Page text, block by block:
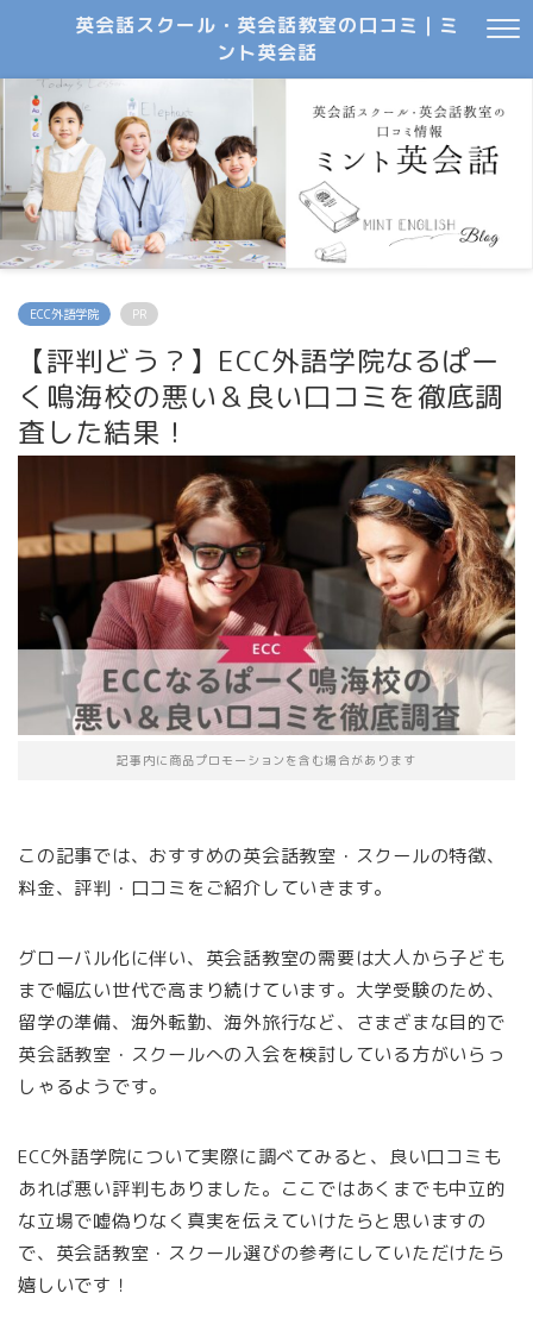
英会話スクール・英会話教室の口コミ｜ミ
ント英会話
ECC外語学院 PR
【評判どう？】ECC外語学院なるぱー
く鳴海校の悪い＆良い口コミを徹底調
査した結果！
記事内に商品プロモーションを含む場合があります
この記事では、おすすめの英会話教室・スクールの特徴、
料金、評判・口コミをご紹介していきます。
グローバル化に伴い、英会話教室の需要は大人から子ども
まで幅広い世代で高まり続けています。大学受験のため、
留学の準備、海外転勤、海外旅行など、さまざまな目的で
英会話教室・スクールへの入会を検討している方がいらっ
しゃるようです。
ECC外語学院について実際に調べてみると、良い口コミも
あれば悪い評判もありました。ここではあくまでも中立的
な立場で嘘偽りなく真実を伝えていけたらと思いますの
で、英会話教室・スクール選びの参考にしていただけたら
嬉しいです！